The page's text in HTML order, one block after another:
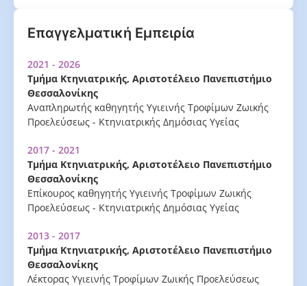
Επαγγελματική Εμπειρία
2021 - 2026
Τμήμα Κτηνιατρικής, Αριστοτέλειο Πανεπιστήμιο
Θεσσαλονίκης
Αναπληρωτής καθηγητής Υγιεινής Τροφίμων Ζωικής
Προελεύσεως - Κτηνιατρικής Δημόσιας Υγείας
2017 - 2021
Τμήμα Κτηνιατρικής, Αριστοτέλειο Πανεπιστήμιο
Θεσσαλονίκης
Επίκουρος καθηγητής Υγιεινής Τροφίμων Ζωικής
Προελεύσεως - Κτηνιατρικής Δημόσιας Υγείας
2013 - 2017
Τμήμα Κτηνιατρικής, Αριστοτέλειο Πανεπιστήμιο
Θεσσαλονίκης
Λέκτορας Υγιεινής Τροφίμων Ζωικής Προελεύσεως